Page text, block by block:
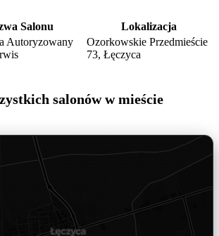
Salonu
Lokalizacja
Autoryzowany
Ozorkowskie Przedmieście
73, Łęczyca
salonów w mieście